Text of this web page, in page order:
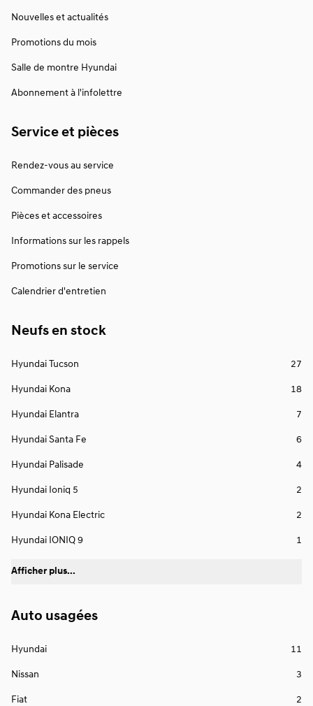
Nouvelles et actualités
Promotions du mois
Salle de montre Hyundai
Abonnement à l'infolettre
Service et pièces
Rendez-vous au service
Commander des pneus
Pièces et accessoires
Informations sur les rappels
Promotions sur le service
Calendrier d'entretien
Neufs en stock
Hyundai Tucson 27
Hyundai Kona 18
Hyundai Elantra 7
Hyundai Santa Fe 6
Hyundai Palisade 4
Hyundai Ioniq 5 2
Hyundai Kona Electric 2
Hyundai IONIQ 9 1
Afficher plus...
Auto usagées
Hyundai 11
Nissan 3
Fiat 2